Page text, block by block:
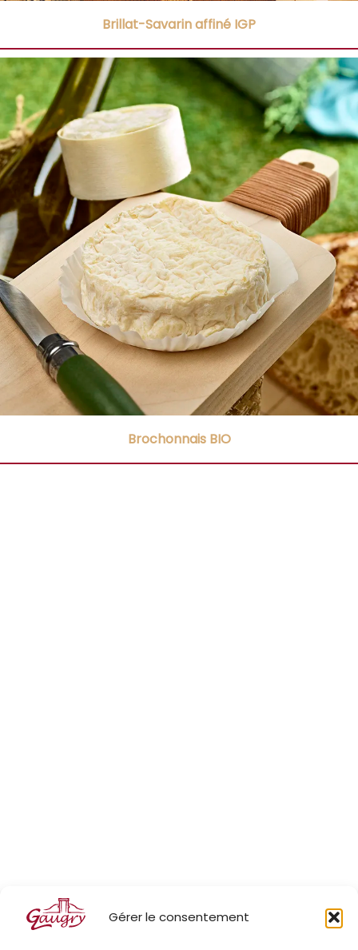
Gérer le consentement
Brillat-Savarin affiné IGP
Brochonnais BIO